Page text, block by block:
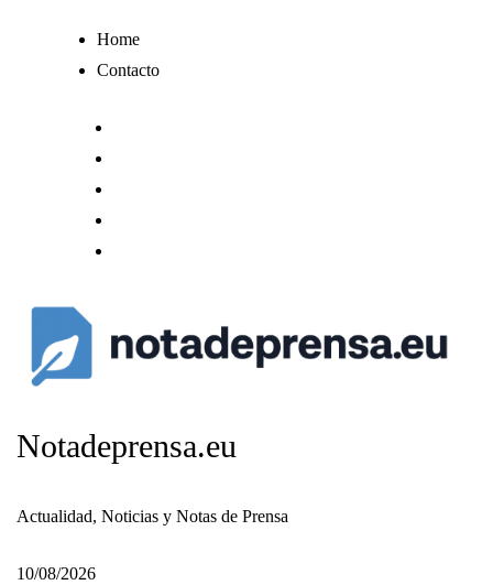
Home
Contacto
Notadeprensa.eu
Actualidad, Noticias y Notas de Prensa
10/08/2026